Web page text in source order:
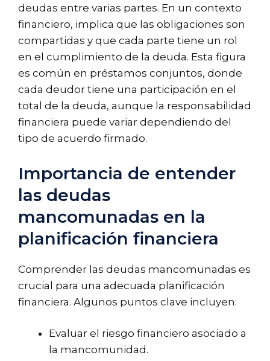
deudas entre varias partes. En un contexto
financiero, implica que las obligaciones son
compartidas y que cada parte tiene un rol
en el cumplimiento de la deuda. Esta figura
es común en préstamos conjuntos, donde
cada deudor tiene una participación en el
total de la deuda, aunque la responsabilidad
financiera puede variar dependiendo del
tipo de acuerdo firmado.
Importancia de entender
las deudas
mancomunadas en la
planificación financiera
Comprender las deudas mancomunadas es
crucial para una adecuada planificación
financiera. Algunos puntos clave incluyen:
Evaluar el riesgo financiero asociado a
la mancomunidad.